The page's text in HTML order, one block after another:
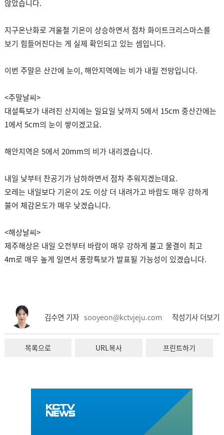
않았습니다.
지구온난화로 겨울철 기온이 상승하면서 점차 화이트크리스마스를
보기 힘들어진다는 게 실제 확인되고 있는 셈입니다.
이번 주말은 산간에 눈이, 해안지역에는 비가 내릴 전망입니다.
<주말날씨>
대설특보가 내려진 산지에는 일요일 낮까지 5에서 15cm 중산간에는
1에서 5cm의 눈이 쌓이겠고요.
해안지역은 5에서 20mm의 비가 내리겠습니다.
내일 낮부터 찬공기가 남하하면서 점차 추워지겠는데요.
모레는 내일보다 기온이 2도 이상 더 내려가고 바람도 매우 강하게
불어 체감온도가 매우 낮겠습니다.
<해상날씨>
제주해상은 내일 오전부터 바람이 매우 강하게 불고 물결이 최고
4m로 매우 높게 일면서 풍랑특보가 발표될 가능성이 있겠습니다.
김수연 기자 sooyeon@kctvjeju.com 작성기사 더보기
목록으로 URL복사 프린트하기